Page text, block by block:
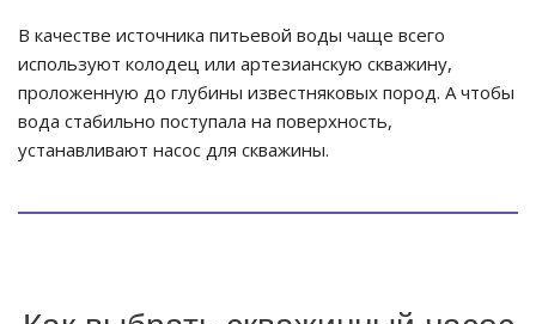
В качестве источника питьевой воды чаще всего
используют колодец или артезианскую скважину,
проложенную до глубины известняковых пород. А чтобы
вода стабильно поступала на поверхность,
устанавливают насос для скважины.